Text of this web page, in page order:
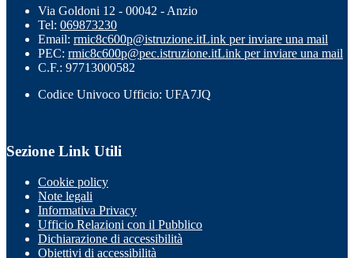
Via Goldoni 12 - 00042 - Anzio
Tel: 069873230
Email: rmic8c600p@istruzione.itLink per inviare una mail
PEC: rmic8c600p@pec.istruzione.itLink per inviare una mail
C.F.: 97713000582
Codice Univoco Ufficio: UFA7JQ
Sezione Link Utili
Cookie policy
Note legali
Informativa Privacy
Ufficio Relazioni con il Pubblico
Dichiarazione di accessibilità
Obiettivi di accessibilità